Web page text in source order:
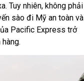
Tuy nhiên, không phải
sào đi Mỹ an toàn và
Pacific Express trở